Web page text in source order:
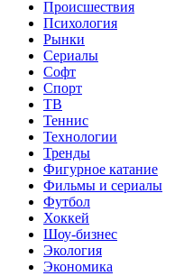
Происшествия
Психология
Рынки
Сериалы
Софт
Спорт
ТВ
Теннис
Технологии
Тренды
Фигурное катание
Фильмы и сериалы
Футбол
Хоккей
Шоу-бизнес
Экология
Экономика